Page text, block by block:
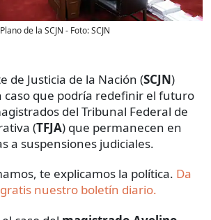
Plano de la SCJN - Foto:SCJN
de Justicia de la Nación (SCJN)
caso que podría redefinir el futuro
del Tribunal Federal de
(TFJA) que permanecen en
a suspensiones judiciales.
te explicamos la política. Da
nuestro boletín diario.